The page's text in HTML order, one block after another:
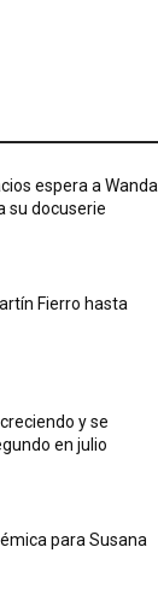
espera a Wanda
su docuserie
Fierro hasta
y se
en julio
para Susana